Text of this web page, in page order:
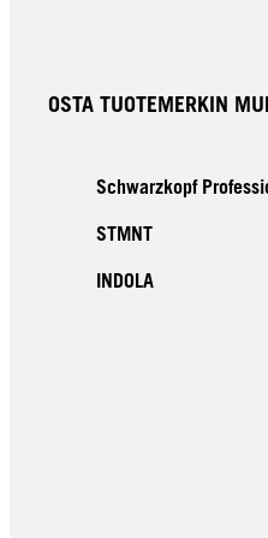
OSTA TUOTEMERKIN
Schwarzkopf
STMNT
INDOLA